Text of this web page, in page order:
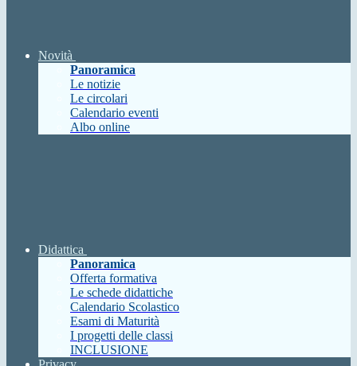
Novità
Panoramica
Le notizie
Le circolari
Calendario eventi
Albo online
Didattica
Panoramica
Offerta formativa
Le schede didattiche
Calendario Scolastico
Esami di Maturità
I progetti delle classi
INCLUSIONE